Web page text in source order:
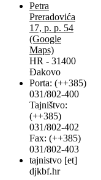
Petra
Preradovića
17, p. p. 54
(Google
Maps)
HR - 31400
Đakovo
Porta: (++385)
031/802-400
Tajništvo:
(++385)
031/802-402
Fax: (++385)
031/802-403
tajnistvo [et]
djkbf.hr